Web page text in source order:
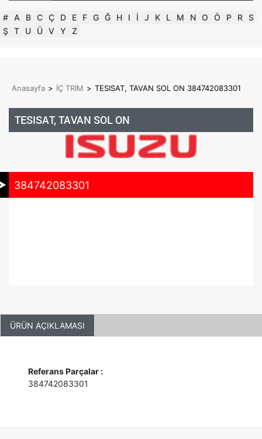
# A B C Ç D E F G Ğ H I İ J K L M N O Ö P R S
Ş T U Ü V Y Z
Anasayfa > İÇ TRİM > TESISAT, TAVAN SOL ON 384742083301
TESISAT, TAVAN SOL ON
384742083301
ÜRÜN AÇIKLAMASI
Referans Parçalar :
384742083301